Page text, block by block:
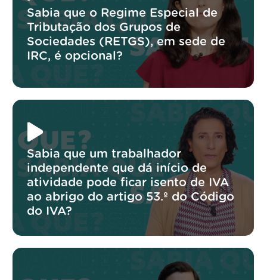
Sabia que o Regime Especial de
Tributação dos Grupos de
Sociedades (RETGS), em sede de
IRC, é opcional?
Sabia que um trabalhador
independente que dá início de
atividade pode ficar isento de IVA
ao abrigo do artigo 53.º do Código
do IVA?